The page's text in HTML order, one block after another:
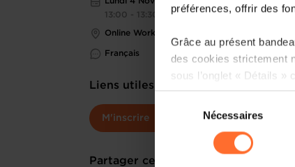
préférences, offrir des
Grâce au présent
des cookies strictement
sous l’onglet « Détails »
Il est précisé que la
sociaux, sauvegarde
cas de refus de tous les
consentement
Nécessaires
13:00 - 13:30
Online Workshop
Français
Liens utiles
M'inscrire
Partager cet article